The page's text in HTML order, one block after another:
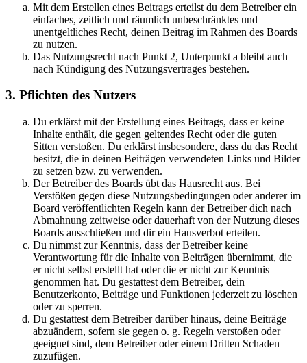
Mit dem Erstellen eines Beitrags erteilst du dem Betreiber ein
einfaches, zeitlich und räumlich unbeschränktes und
unentgeltliches Recht, deinen Beitrag im Rahmen des Boards
zu nutzen.
Das Nutzungsrecht nach Punkt 2, Unterpunkt a bleibt auch
nach Kündigung des Nutzungsvertrages bestehen.
3. Pflichten des Nutzers
Du erklärst mit der Erstellung eines Beitrags, dass er keine
Inhalte enthält, die gegen geltendes Recht oder die guten
Sitten verstoßen. Du erklärst insbesondere, dass du das Recht
besitzt, die in deinen Beiträgen verwendeten Links und Bilder
zu setzen bzw. zu verwenden.
Der Betreiber des Boards übt das Hausrecht aus. Bei
Verstößen gegen diese Nutzungsbedingungen oder anderer im
Board veröffentlichten Regeln kann der Betreiber dich nach
Abmahnung zeitweise oder dauerhaft von der Nutzung dieses
Boards ausschließen und dir ein Hausverbot erteilen.
Du nimmst zur Kenntnis, dass der Betreiber keine
Verantwortung für die Inhalte von Beiträgen übernimmt, die
er nicht selbst erstellt hat oder die er nicht zur Kenntnis
genommen hat. Du gestattest dem Betreiber, dein
Benutzerkonto, Beiträge und Funktionen jederzeit zu löschen
oder zu sperren.
Du gestattest dem Betreiber darüber hinaus, deine Beiträge
abzuändern, sofern sie gegen o. g. Regeln verstoßen oder
geeignet sind, dem Betreiber oder einem Dritten Schaden
zuzufügen.